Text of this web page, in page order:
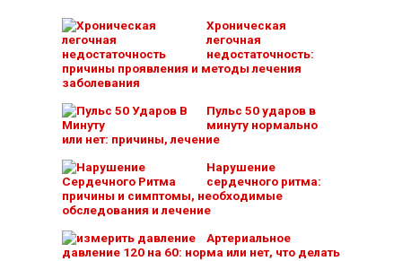
Хроническая
легочная
недостаточность:
причины проявления и методы лечения
заболевания
Пульс 50 ударов в
минуту нормально
или нет: причины, лечение
Нарушение
сердечного ритма:
причины и симптомы, необходимые
обследования и лечение
Артериальное
давление 120 на 60: норма или нет, что делать